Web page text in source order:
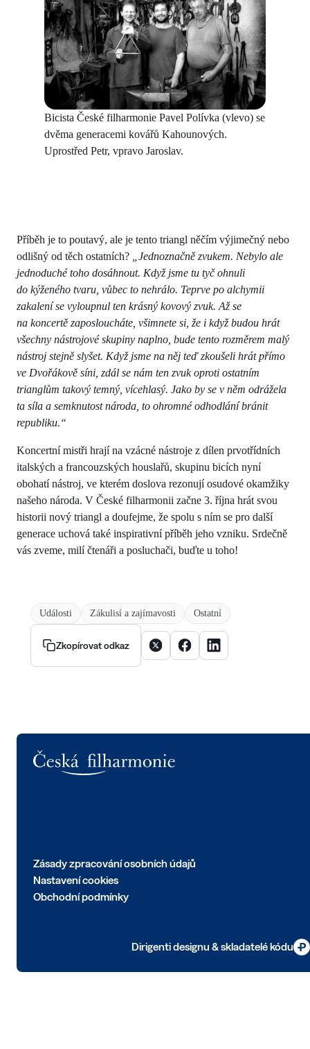
Bicista České filharmonie Pavel Polívka (vlevo) se
dvěma generacemi kovářů Kahounových.
Uprostřed Petr, vpravo Jaroslav.
Příběh je to poutavý, ale je tento triangl něčím výjimečný nebo
odlišný od těch ostatních? „Jednoznačně zvukem. Nebylo ale
jednoduché toho dosáhnout. Když jsme tu tyč ohnuli
do kýženého tvaru, vůbec to nehrálo. Teprve po alchymii
zakalení se vyloupnul ten krásný kovový zvuk. Až se
na koncertě zaposloucháte, všimnete si, že i když budou hrát
všechny nástrojové skupiny naplno, bude tento rozměrem malý
nástroj stejně slyšet. Když jsme na něj teď zkoušeli hrát přímo
ve Dvořákově síni, zdál se nám ten zvuk oproti ostatním
trianglům takový temný, vícehlasý. Jako by se v něm odrážela
ta síla a semknutost národa, to ohromné odhodlání bránit
republiku.“
Koncertní mistři hrají na vzácné nástroje z dílen prvotřídních
italských a francouzských houslařů, skupinu bicích nyní
obohatí nástroj, ve kterém doslova rezonují osudové okamžiky
našeho národa. V České filharmonii začne 3. října hrát svou
historii nový triangl a doufejme, že spolu s ním se pro další
generace uchová také inspirativní příběh jeho vzniku. Srdečně
vás zveme, milí čtenáři a posluchači, buďte u toho!
Události Zákulisí a zajímavosti Ostatní
Zkopírovat odkaz Sdílet článek na X
Sdílet článek na Facebooku
Sdílet článek na
Zásady zpracování osobních údajů
Nastavení cookies
Obchodní podmínky
Dirigenti designu & skladatelé kódu